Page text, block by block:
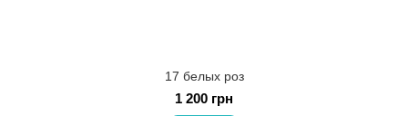
17 белых роз
1 200 грн